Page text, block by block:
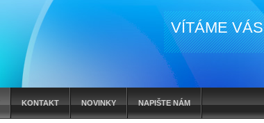
VÍTÁME VÁS
KONTAKT NOVINKY NAPIŠTE NÁM